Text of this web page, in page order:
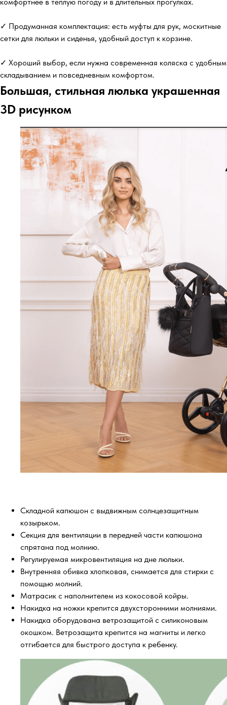
✓ Продуманная комплектация: есть муфты для рук, москитные
сетки для люльки и сиденья, удобный доступ к корзине.
✓ Хороший выбор, если нужна современная коляска с удобным
складыванием и повседневным комфортом.
Большая, стильная люлька украшенная
3D рисунком
Складной капюшон с выдвижным солнцезащитным
козырьком.
Секция для вентиляции в передней части капюшона
спрятана под молнию.
Регулируемая микровентиляция на дне люльки.
Внутренняя обивка хлопковая, снимается для стирки с
помощью молний.
Матрасик с наполнителем из кокосовой койры.
Накидка на ножки крепится двухсторонними молниями.
Накидка оборудована ветрозащитой с силиконовым
окошком. Ветрозащита крепится на магниты и легко
отгибается для быстрого доступа к ребенку.